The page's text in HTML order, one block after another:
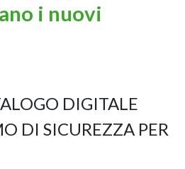
i nuovi
DIGITALE
DI SICUREZZA PER